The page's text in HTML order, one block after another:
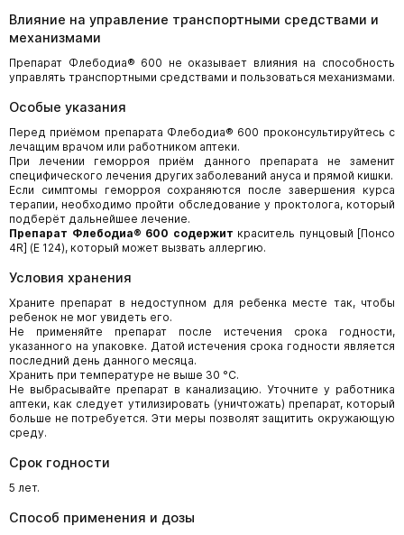
Влияние на управление транспортными средствами и
механизмами
Препарат Флебодиа® 600 не оказывает влияния на способность
управлять транспортными средствами и пользоваться механизмами.
Особые указания
Перед приёмом препарата Флебодиа® 600 проконсультируйтесь с
лечащим врачом или работником аптеки.
При лечении геморроя приём данного препарата не заменит
специфического лечения других заболеваний ануса и прямой кишки.
Если симптомы геморроя сохраняются после завершения курса
терапии, необходимо пройти обследование у проктолога, который
подберёт дальнейшее лечение.
Препарат Флебодиа® 600 содержит краситель пунцовый [Понсо
4R] (E 124), который может вызвать аллергию.
Условия хранения
Храните препарат в недоступном для ребенка месте так, чтобы
ребенок не мог увидеть его.
Не применяйте препарат после истечения срока годности,
указанного на упаковке. Датой истечения срока годности является
последний день данного месяца.
Хранить при температуре не выше 30 °С.
Не выбрасывайте препарат в канализацию. Уточните у работника
аптеки, как следует утилизировать (уничтожать) препарат, который
больше не потребуется. Эти меры позволят защитить окружающую
среду.
Срок годности
5 лет.
Способ применения и дозы